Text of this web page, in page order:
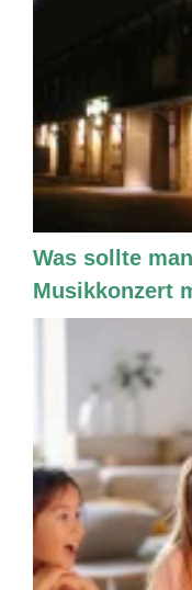
Was sollte
Musikkonzert